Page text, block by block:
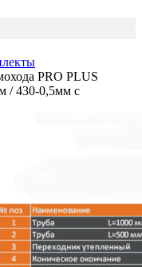
PRO PLUS
/ 430-0,5мм с